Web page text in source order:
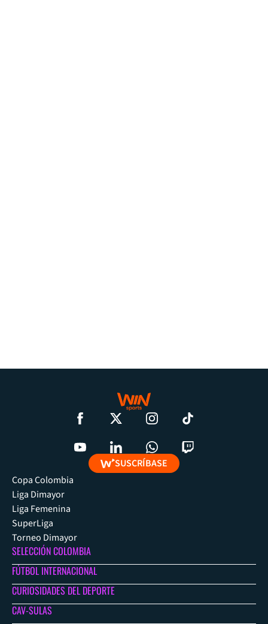
SUSCRÍBASE
Copa Colombia
Liga Dimayor
Liga Femenina
SuperLiga
Torneo Dimayor
SELECCIÓN COLOMBIA
FÚTBOL INTERNACIONAL
CURIOSIDADES DEL DEPORTE
CAV-SULAS